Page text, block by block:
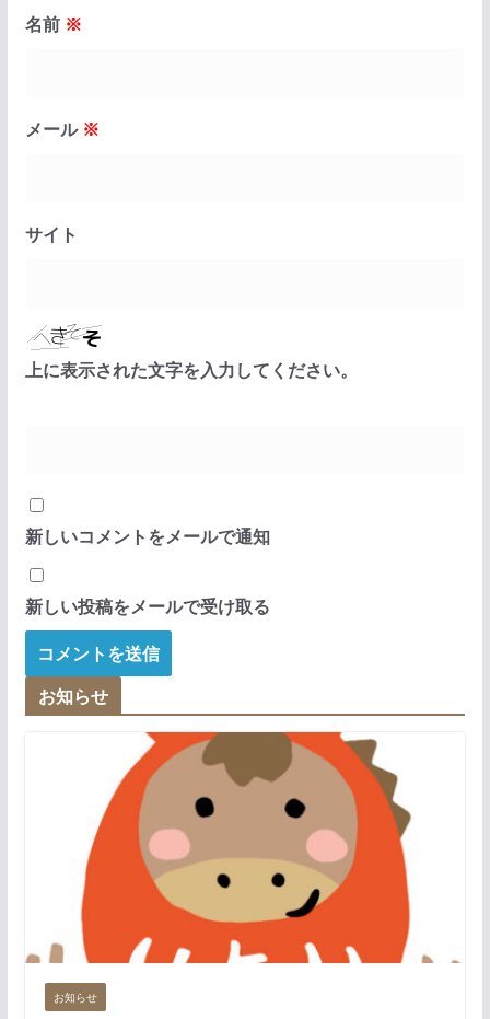
名前 ※
メール ※
サイト
上に表示された文字を入力してください。
新しいコメントをメールで通知
新しい投稿をメールで受け取る
お知らせ
お知らせ